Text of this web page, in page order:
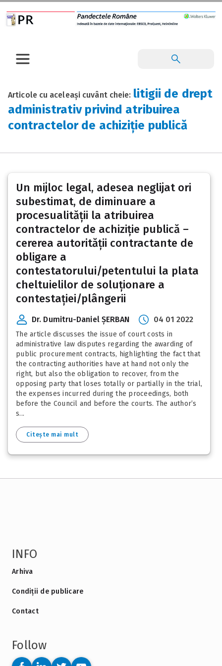
Articole cu aceleași cuvânt cheie: litigii de drept
administrativ privind atribuirea
contractelor de achiziție publică
Un mijloc legal, adesea neglijat ori
subestimat, de diminuare a
procesualității la atribuirea
contractelor de achiziție publică –
cererea autorității contractante de
obligare a
contestatorului/petentului la plata
cheltuielilor de soluționare a
contestației/plângerii
Dr. Dumitru-Daniel ȘERBAN 04 01 2022
The article discusses the issue of court costs in
administrative law disputes regarding the awarding of
public procurement contracts, highlighting the fact that
the contracting authorities have at hand not only the
right, but also the obligation to recover, from the
opposing party that loses totally or partially in the trial,
the expenses incurred during the proceedings, both
before the Council and before the courts. The author’s
s...
Citește mai mult
INFO
Arhiva
Condiții de publicare
Contact
Follow